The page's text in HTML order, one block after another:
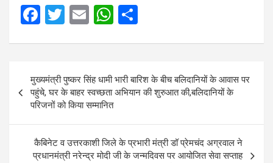
F
b
o
o
k
T
er
E
W
s
A
p
e
navigation
मुख्‍यमंत्री पुष्‍कर सिंह धामी भारी बारिश के बीच बलिदानियों के आवास पर
पहुंचे, घर के बाहर स्वच्छता अभियान की शुरुआत की,बलिदानियों के
परिजनों को किया सम्मानित
कैबिनेट व उत्तरकाशी जिले के प्रभारी मंत्री डॉ प्रेमचंद अग्रवाल ने
प्रधानमंत्री नरेन्द्र मोदी जी के जन्मदिवस पर आयोजित सेवा सप्ताह